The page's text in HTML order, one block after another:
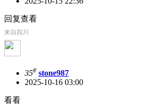
回复查看
来自四川
35# stone987
2025-10-16 03:00
看看